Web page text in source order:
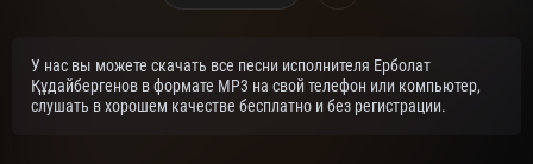
У нас вы можете скачать все песни исполнителя Ерболат
Құдайбергенов в формате MP3 на свой телефон или компьютер,
слушать в хорошем качестве бесплатно и без регистрации.